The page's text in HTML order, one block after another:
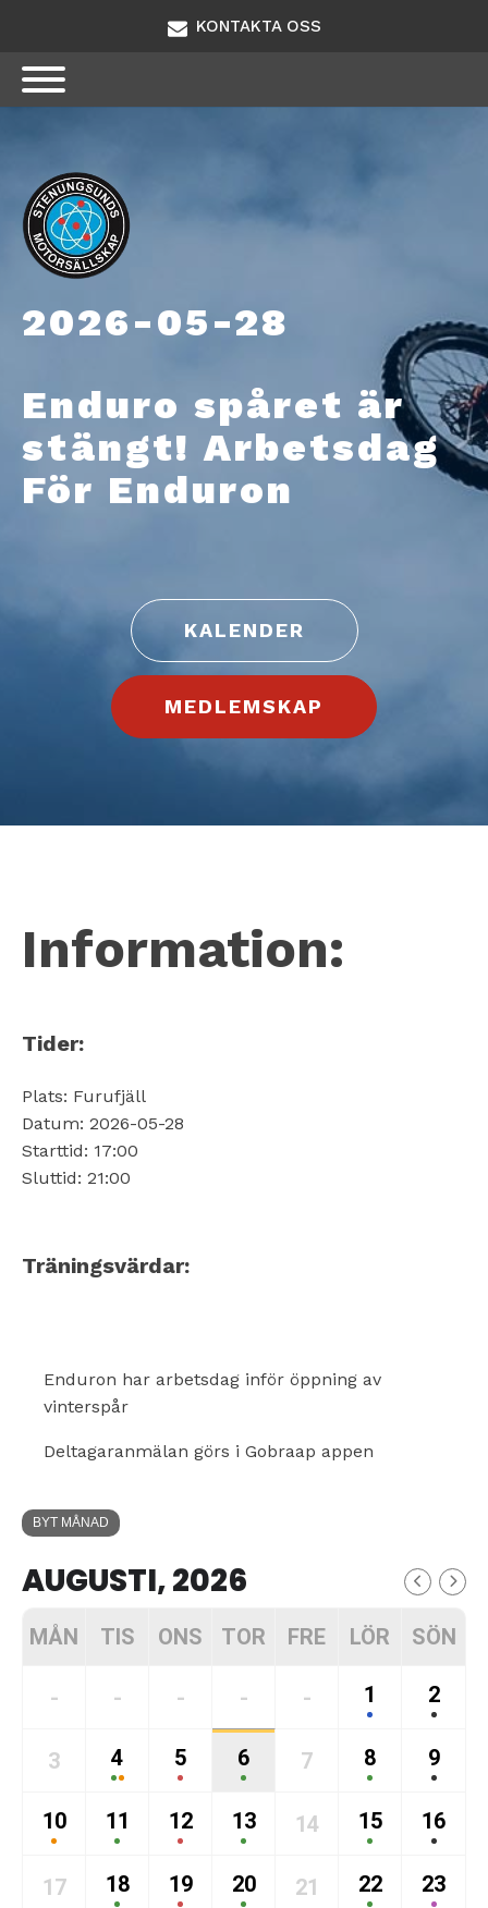
KONTAKTA OSS
2026-05-28
Enduro spåret är
stängt! Arbetsdag
För Enduron
KALENDER
MEDLEMSKAP
Information:
Tider:
Plats: Furufjäll
Datum: 2026-05-28
Starttid: 17:00
Sluttid: 21:00
Träningsvärdar:
Enduron har arbetsdag inför öppning av
vinterspår
Deltagaranmälan görs i Gobraap appen
BYT MÅNAD
AUGUSTI, 2026
MÅN TIS ONS TOR FRE LÖR SÖN
- - - - - 1 2
3 4 5 6 7 8 9
10 11 12 13 14 15 16
17 18 19 20 21 22 23